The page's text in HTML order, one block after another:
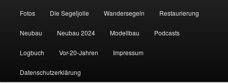
primären
Inhalt
springen
Fotos Die Segeljolle Wandersegeln Restaurierung
Neubau Neubau 2024 Modellbau Podcasts
Logbuch Vor-20-Jahren Impressum
Datenschutzerklärung